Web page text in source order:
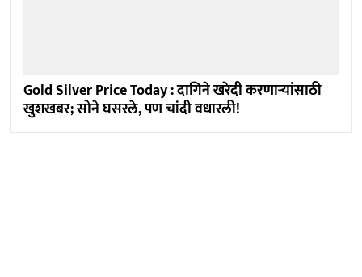
Gold Silver Price Today : दागिने खरेदी करणाऱ्यांसाठी
खुशखबर; सोने घसरले, पण चांदी वधारली!